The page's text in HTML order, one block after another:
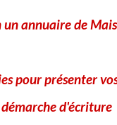
annuaire de
pour présenter
d'écriture